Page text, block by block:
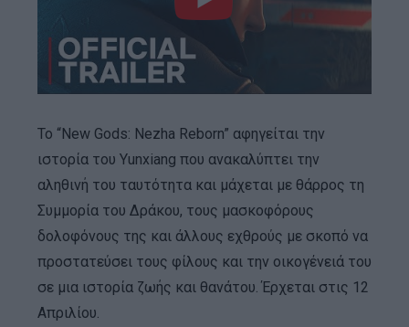
Το “New Gods: Nezha Reborn” αφηγείται την
ιστορία του Yunxiang που ανακαλύπτει την
αληθινή του ταυτότητα και μάχεται με θάρρος τη
Συμμορία του Δράκου, τους μασκοφόρους
δολοφόνους της και άλλους εχθρούς με σκοπό να
προστατεύσει τους φίλους και την οικογένειά του
σε μια ιστορία ζωής και θανάτου. Έρχεται στις 12
Απριλίου.